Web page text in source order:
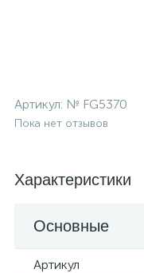
Артикул: № FG5370
Пока нет отзывов
Характеристики
Основные
Артикул